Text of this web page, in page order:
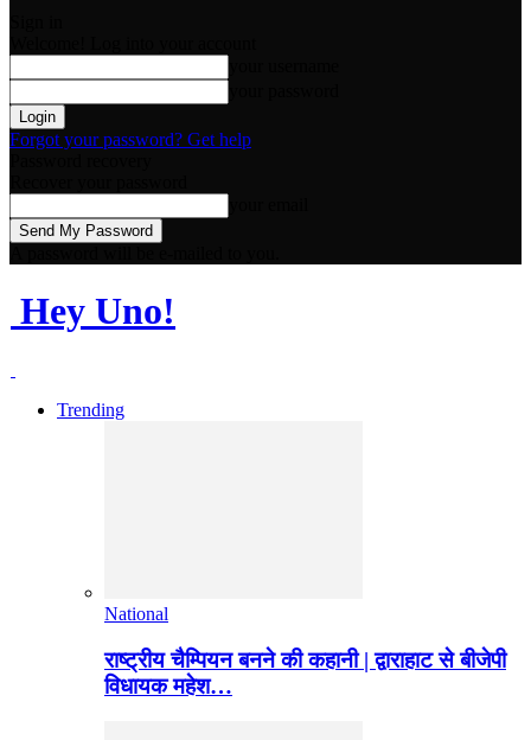
Forgot your password? Get help
Hey Uno!
Trending
National
राष्ट्रीय चैम्पियन बनने की कहानी | द्वाराहाट से बीजेपी
विधायक महेश…